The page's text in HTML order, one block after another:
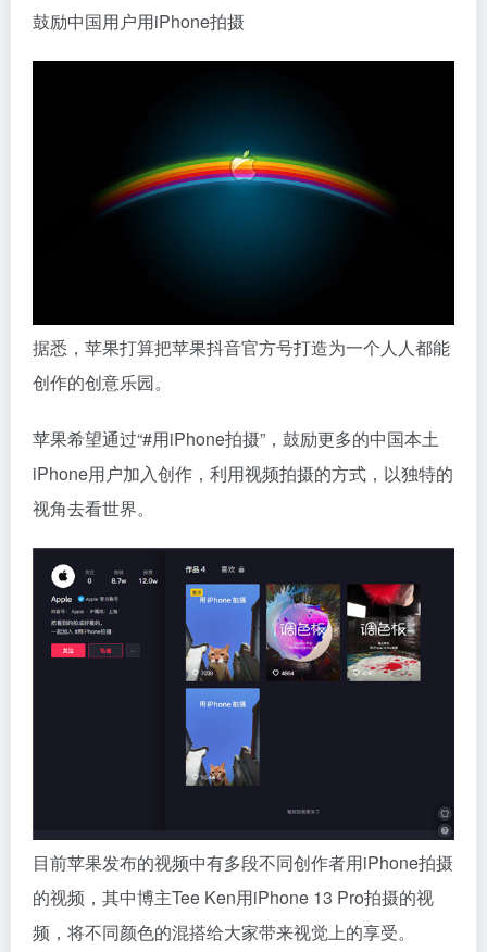
鼓励中国用户用iPhone拍摄
据悉，苹果打算把苹果抖音官方号打造为一个人人都能
创作的创意乐园。
苹果希望通过“#用iPhone拍摄”，鼓励更多的中国本土
iPhone用户加入创作，利用视频拍摄的方式，以独特的
视角去看世界。
目前苹果发布的视频中有多段不同创作者用iPhone拍摄
的视频，其中博主Tee Ken用iPhone 13 Pro拍摄的视
频，将不同颜色的混搭给大家带来视觉上的享受。